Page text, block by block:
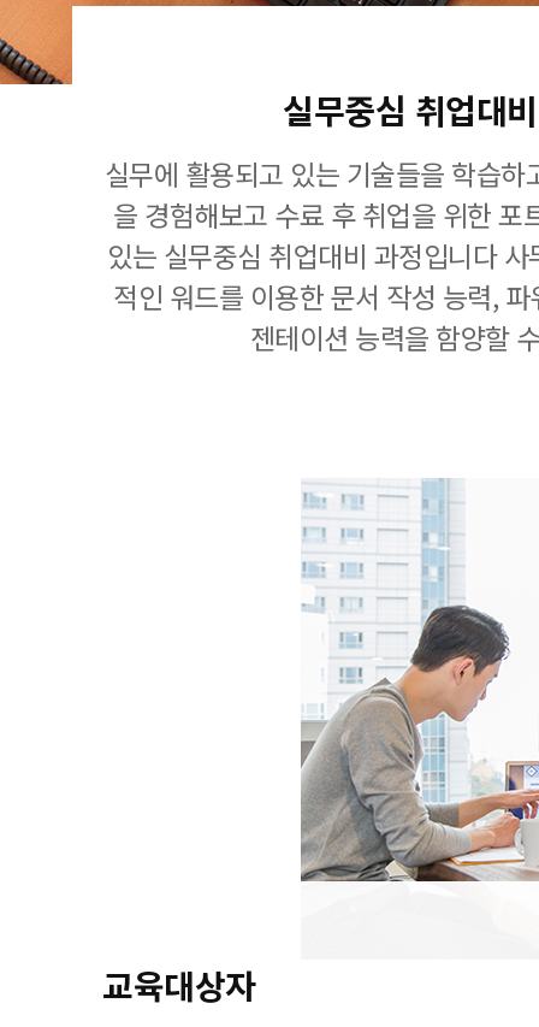
실무중심 취업대
실무에 활용되고 있는 기술들을 학습
을 경험해보고 수료 후 취업을 위한 포
있는 실무중심 취업대비 과정입니다
적인 워드를 이용한 문서 작성 능력,
젠테이션 능력을 함양할
교육대상자